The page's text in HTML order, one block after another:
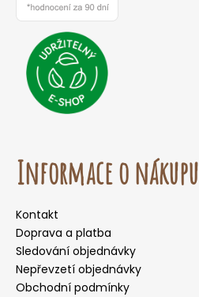
Informace o nákupu
Kontakt
Doprava a platba
Sledování objednávky
Nepřevzetí objednávky
Obchodní podmínky